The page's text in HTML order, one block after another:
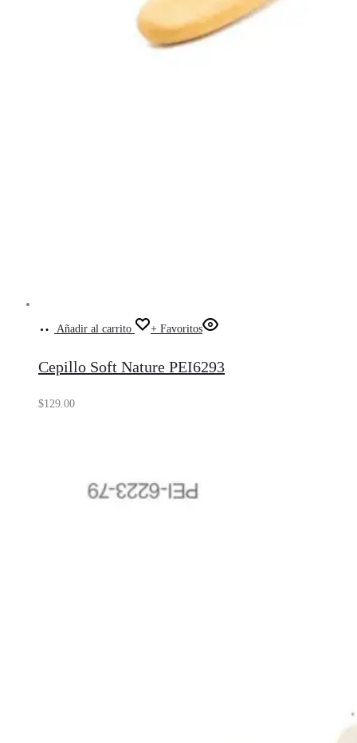
Añadir al carrito + Favoritos
Cepillo Soft Nature PEI6293
$129.00